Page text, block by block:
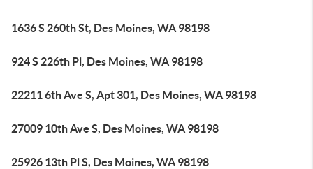
1636 S 260th St, Des Moines, WA 98198
924 S 226th Pl, Des Moines, WA 98198
22211 6th Ave S, Apt 301, Des Moines, WA 98198
27009 10th Ave S, Des Moines, WA 98198
25926 13th Pl S, Des Moines, WA 98198